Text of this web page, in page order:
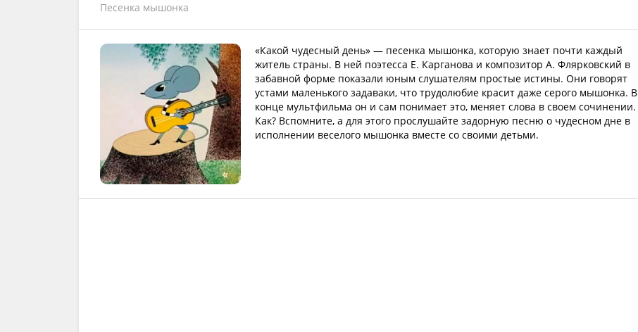
Песенка мышонка
«Какой чудесный день» — песенка мышонка, которую знает почти каждый
житель страны. В ней поэтесса Е. Карганова и композитор А. Флярковский в
забавной форме показали юным слушателям простые истины. Они говорят
устами маленького задаваки, что трудолюбие красит даже серого мышонка. В
конце мультфильма он и сам понимает это, меняет слова в своем сочинении.
Как? Вспомните, а для этого прослушайте задорную песню о чудесном дне в
исполнении веселого мышонка вместе со своими детьми.